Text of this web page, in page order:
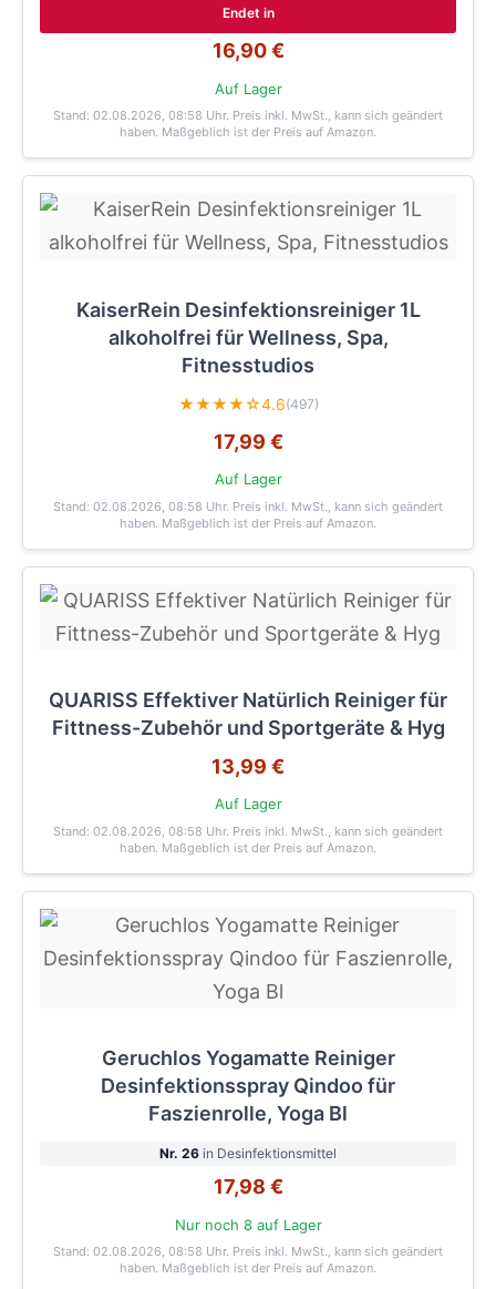
Endet in
16,90 €
Auf Lager
Stand: 02.08.2026, 08:58 Uhr. Preis inkl. MwSt., kann sich geändert
haben. Maßgeblich ist der Preis auf Amazon.
KaiserRein Desinfektionsreiniger 1L
alkoholfrei für Wellness, Spa,
Fitnesstudios
★★★★☆4.6(497)
17,99 €
Auf Lager
Stand: 02.08.2026, 08:58 Uhr. Preis inkl. MwSt., kann sich geändert
haben. Maßgeblich ist der Preis auf Amazon.
QUARISS Effektiver Natürlich Reiniger für
Fittness-Zubehör und Sportgeräte & Hyg
13,99 €
Auf Lager
Stand: 02.08.2026, 08:58 Uhr. Preis inkl. MwSt., kann sich geändert
haben. Maßgeblich ist der Preis auf Amazon.
Geruchlos Yogamatte Reiniger
Desinfektionsspray Qindoo für
Faszienrolle, Yoga Bl
Nr. 26 in Desinfektionsmittel
17,98 €
Nur noch 8 auf Lager
Stand: 02.08.2026, 08:58 Uhr. Preis inkl. MwSt., kann sich geändert
haben. Maßgeblich ist der Preis auf Amazon.